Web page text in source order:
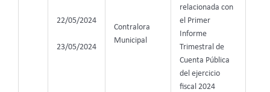
22/05/2024
23/05/2024
Contralora
Municipal
relacionada con
el Primer
Informe
Trimestral de
Cuenta Pública
del ejercicio
fiscal 2024